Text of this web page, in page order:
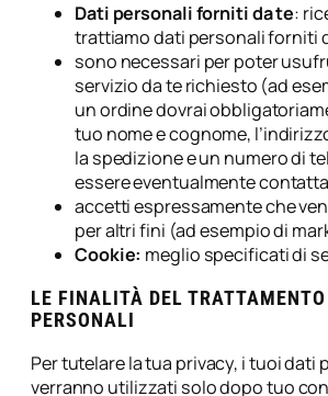
Dati personali forniti da te:
trattiamo dati personali forniti
sono necessari per poter
servizio da te richiesto (ad
un ordine dovrai
tuo nome e cognome,
la spedizione e un numero di
essere eventualmente
accetti espressamente che
per altri fini (ad esempio di
Cookie: meglio specificati di
LE FINALITÀ DEL
PERSONALI
Per tutelare la tua privacy, i tuoi dati
verranno utilizzati solo dopo tuo